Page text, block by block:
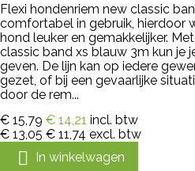
Flexi hondenriem new classic
comfortabel in gebruik, hierdoor
hond leuker en gemakkelijker.
classic band xs blauw 3m kun je
geven. De lijn kan op iedere
gezet, of bij een gevaarlijke
door de rem...
€ 15,79 € 14,21 incl. btw
€ 13,05 € 11,74 excl. btw
 In winkelwagen